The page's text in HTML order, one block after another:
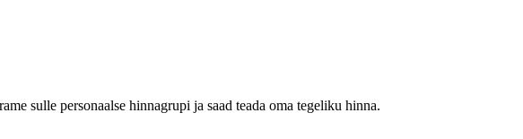
sulle personaalse hinnagrupi ja saad teada oma tegeliku hinna.